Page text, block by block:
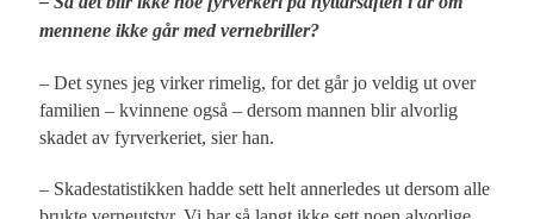
mennene ikke går medvernebriller?
– Det synes jeg virker rimelig, for det går jo veldig ut over
familien – kvinnene også – dersom mannen blir alvorlig
skadet av fyrverkeriet, sier han.
– Skadestatistikken hadde sett helt annerledes ut dersom alle